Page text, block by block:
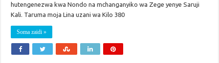
hutengenezwa kwa Nondo na mchanganyiko wa Zege yenye Saruji
Kali. Taruma moja Lina uzani wa Kilo 380
Soma zaidi »